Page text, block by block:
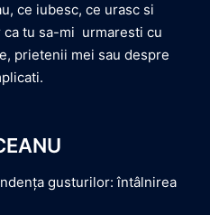
ce iubesc, ce urasc si
tu sa-mi urmaresti cu
prietenii mei sau despre
gusturilor: întâlnirea